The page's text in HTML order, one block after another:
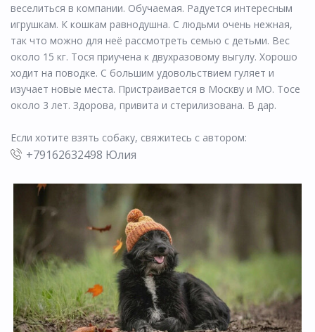
веселиться в компании. Обучаемая. Радуется интересным
игрушкам. К кошкам равнодушна. С людьми очень нежная,
так что можно для неё рассмотреть семью с детьми. Вес
около 15 кг. Тося приучена к двухразовому выгулу. Хорошо
ходит на поводке. С большим удовольствием гуляет и
изучает новые места. Пристраивается в Москву и МО. Тосе
около 3 лет. Здорова, привита и стерилизована. В дар.
Если хотите взять собаку, свяжитесь с автором:
+79162632498 Юлия